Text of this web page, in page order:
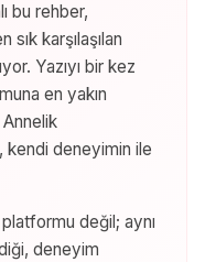
bu rehber,
sık karşılaşılan
Yazıyı bir kez
en yakın
kendi deneyimin ile
değil; aynı
deneyim